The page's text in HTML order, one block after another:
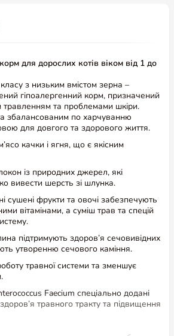
для дорослих котів віком від 1 до
з низьким вмістом зерна –
гіпоалергенний корм, призначений
травленням та проблемами шкіри.
збалансованим по харчуванню
для довгого та здорового життя.
качки і ягня, що є якісним
із природних джерел, які
вивести шерсть зі шлунка.
сушені фрукти та овочі забезпечують
вітамінами, а суміш трав та спецій
підтримують здоров’я сечовивідних
утворенню сечового каміння.
травної системи та зменшує
Faecium спеціально додані
травного тракту та підвищення